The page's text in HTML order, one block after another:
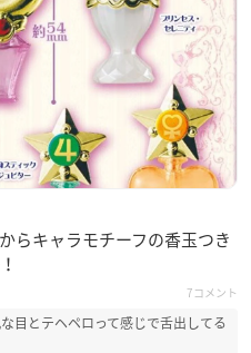
ームーンEternal」
Collection【豪華
税
サイトにてお知らせいたしま
らキャラモチーフの香玉つき
7コメント
目とテヘペロって感じで舌出してる